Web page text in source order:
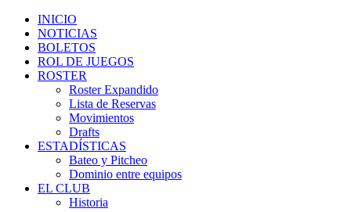
INICIO
NOTICIAS
BOLETOS
ROL DE JUEGOS
ROSTER
Roster Expandido
Lista de Reservas
Movimientos
Drafts
ESTADÍSTICAS
Bateo y Pitcheo
Dominio entre equipos
EL CLUB
Historia